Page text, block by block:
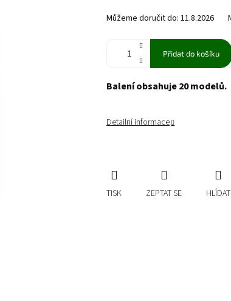
Můžeme doručit do: 11.8.2026
Přidat do košíku
Balení obsahuje 20 modelů.
Detailní informace
TISK ZEPTAT SE HLÍDAT